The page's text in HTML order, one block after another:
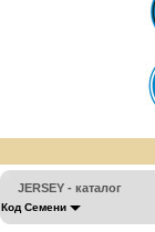
JERSEY - каталог
Код Семени